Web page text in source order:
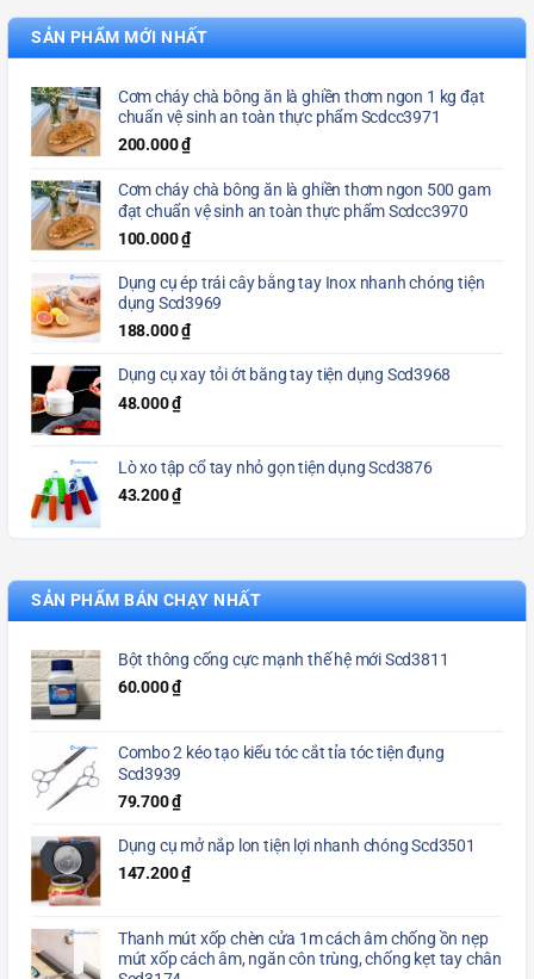
SẢN PHẨM MỚI NHẤT
Cơm cháy chà bông ăn là ghiền thơm ngon 1 kg đạt
chuẩn vệ sinh an toàn thực phẩm Scdcc3971
200.000₫
Cơm cháy chà bông ăn là ghiền thơm ngon 500 gam
đạt chuẩn vệ sinh an toàn thực phẩm Scdcc3970
100.000₫
Dụng cụ ép trái cây bằng tay Inox nhanh chóng tiện
dụng Scd3969
188.000₫
Dụng cụ xay tỏi ớt bằng tay tiện dụng Scd3968
48.000₫
Lò xo tập cổ tay nhỏ gọn tiện dụng Scd3876
43.200₫
SẢN PHẨM BÁN CHẠY NHẤT
Bột thông cống cực mạnh thế hệ mới Scd3811
60.000₫
Combo 2 kéo tạo kiểu tóc cắt tỉa tóc tiện đụng
Scd3939
79.700₫
Dụng cụ mở nắp lon tiện lợi nhanh chóng Scd3501
147.200₫
Thanh mút xốp chèn cửa 1m cách âm chống ồn nẹp
mút xốp cách âm, ngăn côn trùng, chống kẹt tay chân